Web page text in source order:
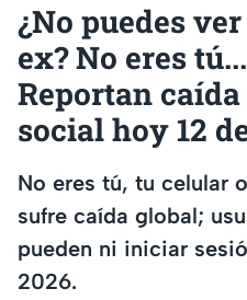
¿No puedes
ex? No eres
Reportan
social hoy 12
No eres tú, tu celular
sufre caída global;
pueden ni iniciar
2026.